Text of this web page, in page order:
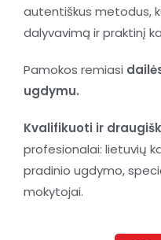
autentiškus metodus,
dalyvavimą ir praktinį
Pamokos remiasi
ugdymu.
Kvalifikuoti ir
profesionalai: lietuvių
pradinio ugdymo,
mokytojai.